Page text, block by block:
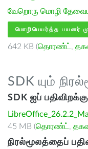
வேறொரு மொழி
மொழிபெயர்த்த பயனர்
642 KB (தொரண்ட் ,
SDK யும்
SDK ஐப் பதிவிறக்கு
45 MB (தொரண்ட் ,
நிரல்மூலத்தைப்